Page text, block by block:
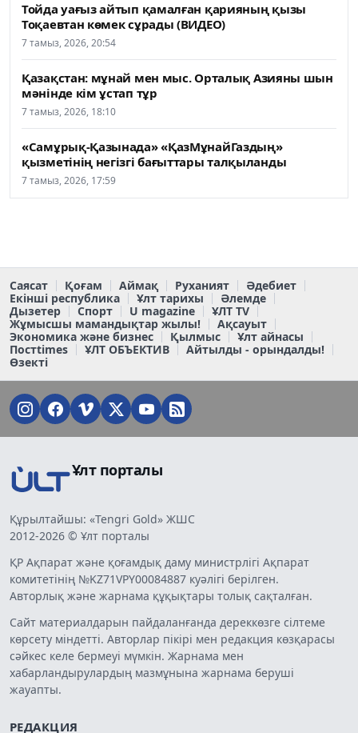
Тойда уағыз айтып қамалған қарияның қызы
Тоқаевтан көмек сұрады (ВИДЕО)
7 тамыз, 2026, 20:54
Қазақстан: мұнай мен мыс. Орталық Азияны шын
мәнінде кім ұстап тұр
7 тамыз, 2026, 18:10
«Самұрық-Қазынада» «ҚазМұнайГаздың»
қызметінің негізгі бағыттары талқыланды
7 тамыз, 2026, 17:59
Саясат Қоғам Аймақ Руханият
Әдебиет
Екінші республика
Ұлт тарихы
Әлемде
Дызетер
Спорт U magazine
ҰЛТ TV
Жұмысшы мамандықтар жылы!
Ақсауыт
Экономика және бизнес
Қылмыс
Ұлт айнасы
Постtimes
ҰЛТ ОБЪЕКТИВ
Айтылды - орындалды!
Өзекті
Ұлт порталы
Құрылтайшы: «Tengri Gold» ЖШС
2012-2026 © Ұлт порталы
ҚР Ақпарат және қоғамдық даму министрлігі Ақпарат
комитетінің №KZ71VPY00084887 куәлігі берілген.
Авторлық және жарнама құқықтары толық сақталған.
Сайт материалдарын пайдаланғанда дереккөзге сілтеме
көрсету міндетті. Авторлар пікірі мен редакция көзқарасы
сәйкес келе бермеуі мүмкін. Жарнама мен
хабарландырулардың мазмұнына жарнама беруші
жауапты.
РЕДАКЦИЯ